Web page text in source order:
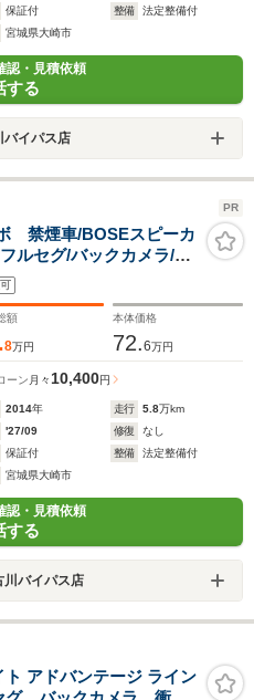
保証付 整備
法定整備付
宮城県大崎市
認・見積依頼
する
バイパス店
PR
禁煙車/BOSEスピーカ
ルセグ/バックカメラ/ク
ETC/Aストップ/横滑り
ートライト
額
8万円
本体価格
72.6万円
ーン 月々10,400円
2014年 走行 5.8万km
'27/09 修復
なし
保証付 整備
法定整備付
宮城県大崎市
認・見積依頼
する
川バイパス店
アドバンテージ ライン